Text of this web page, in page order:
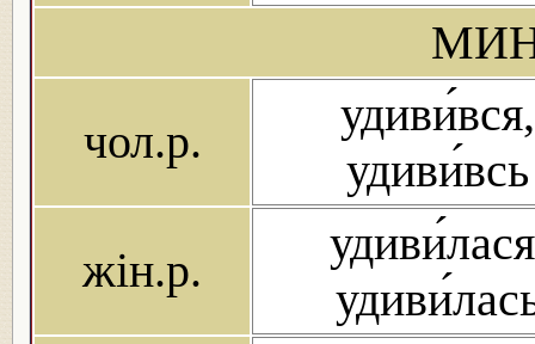
чол.р.
удиви́вся,
удиви́всь
жін.р.